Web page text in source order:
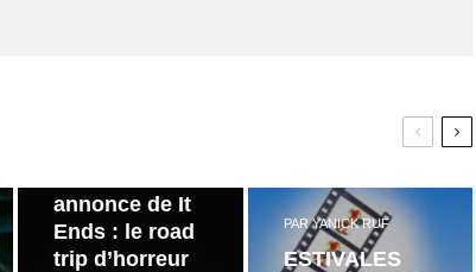
annonce de It
Ends : le road
trip d’horreur
PARYANICK RUF
ESTIVALES